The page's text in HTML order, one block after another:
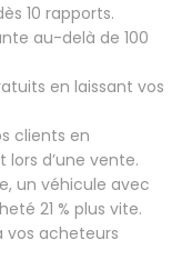
10 rapports.
au-delà de 100
en laissant vos
clients en
d’une vente.
un véhicule avec
21 % plus vite.
acheteurs